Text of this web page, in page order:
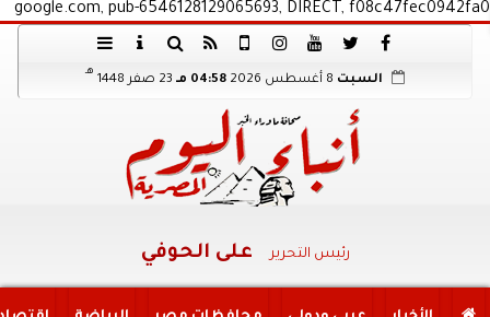
google.com, pub-6546128129065693, DIRECT, f08c47fec0942fa0
السبت 04:58 مـ 23 صفر 1448
هـ
رئيس التحرير على الحوفي